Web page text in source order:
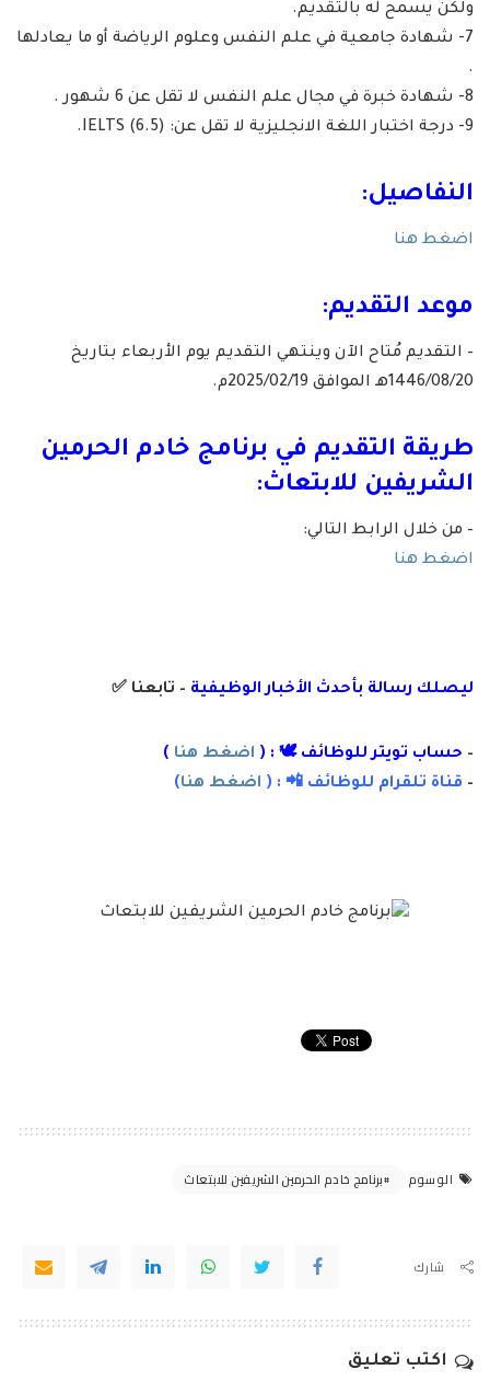
ولكن يسمح له بالتقديم.
7- شهادة جامعية في علم النفس وعلوم الرياضة أو ما يعادلها
.
8- شهادة خبرة في مجال علم النفس لا تقل عن 6 شهور .
9- درجة اختبار اللغة الانجليزية لا تقل عن: IELTS (6.5).
النفاصيل:
اضغط هنا
موعد التقديم:
– التقديم مُتاح الآن وينتهي التقديم يوم الأربعاء بتاريخ
1446/08/20هـ الموافق 2025/02/19م.
طريقة التقديم في برنامج خادم الحرمين
الشريفين للابتعاث:
– من خلال الرابط التالي:
اضغط هنا
ليصلك رسالة بأحدث الأخبار الوظيفية – تابعنا ✅
– حساب تويتر للوظائف 🕊 : ( اضغط هنا )
– قناة تلقرام للوظائف 📲 : ( اضغط هنا)
الوسوم برنامج خادم الحرمين الشريفين للابتعاث
شارك
اكتب تعليق